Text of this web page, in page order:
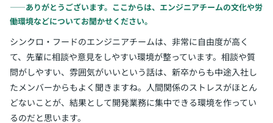
――ありがとうございます。ここからは、エンジニアチームの文化や労
働環境などについてお聞かせください。
シンクロ・フードのエンジニアチームは、非常に自由度が高く
て、先輩に相談や意見をしやすい環境が整っています。相談や質
問がしやすい、雰囲気がいいという話は、新卒からも中途入社し
たメンバーからもよく聞きますね。人間関係のストレスがほとん
どないことが、結果として開発業務に集中できる環境を作ってい
るのだと思います。